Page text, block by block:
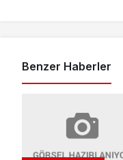
Benzer Haberler